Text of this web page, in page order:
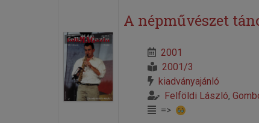
A népművészet
2001
2001/3
kiadványajánló
Felföldi László,
=>